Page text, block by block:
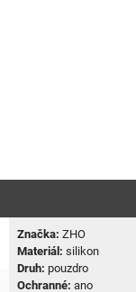
Značka: ZHO
Materiál: silikon
Druh: pouzdro
Ochranné: ano